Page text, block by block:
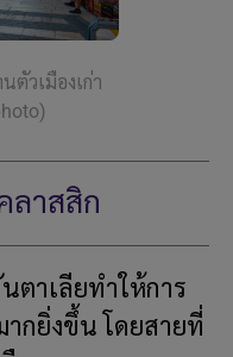
ตัวเมืองเก่า
ลาสสิก
ตาเลียทำให้การ
ากยิ่งขึ้น โดยสายที่